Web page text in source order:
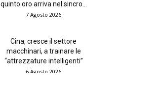
quinto oro arriva nel sincro...
7 Agosto 2026
Cina, cresce il settore
macchinari, a trainare le
“attrezzature intelligenti”
6 Agosto 2026